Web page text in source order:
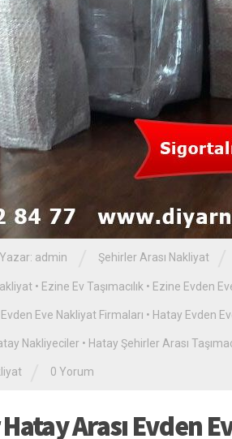
Yazar: admin Şehirler Arası Nakliyat
• Ezine Ev Taşımacılık • Ezine Evden
Eve Nakliyat Firmaları • Hatay Evden
Nakliyeciler • Hatay Şehirler Arası
0 Yorum
Arası Evden